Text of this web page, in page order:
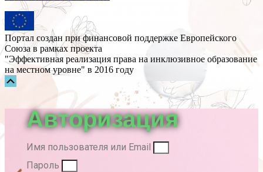
Портал создан при финансовой поддержке Европейского
Союза в рамках проекта
"Эффективная реализация права на инклюзивное образование
на местном уровне" в 2016 году
Прокрутка
Авторизация
Имя пользователя или Email
Пароль